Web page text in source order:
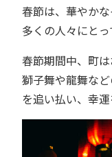
春節は、華やかな
多くの人々にと
春節期間中、町は
獅子舞や龍舞な
を追い払い、幸運